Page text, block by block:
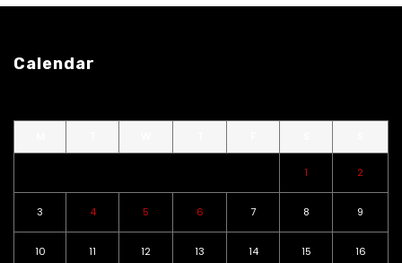
Calendar
1 2
3 4 5 6 7 8 9
10 11 12 13 14 15 16